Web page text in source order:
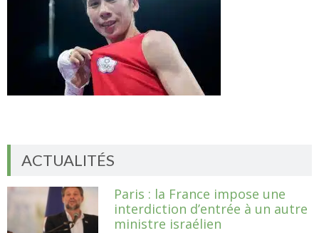
ACTUALITÉS
Paris : la France impose une
interdiction d’entrée à un autre
ministre israélien